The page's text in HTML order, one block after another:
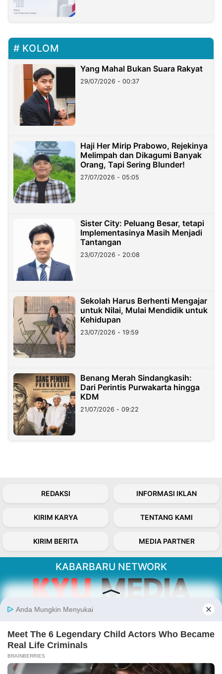
KOLOM
Yang Mahal Bukan Suara Rakyat
29/07/2026 - 00:37
Haji Her Mirip Prabowo, Rejekinya
Melimpah dan Dikagumi Banyak
Orang, Tapi Sering Blunder!
27/07/2026 - 05:05
Sister City: Peluang Besar, tetapi
Implementasinya Masih Menjadi
Tantangan
23/07/2026 - 20:08
Sekolah Harus Berhenti Mengajar
untuk Nilai, Mulai Mendidik untuk
Kehidupan
23/07/2026 - 19:59
Benang Merah Sindangkasih:
Dari Perintis Purwakarta hingga
KDM
21/07/2026 - 09:22
REDAKSI INFORMASI IKLAN
KIRIM KARYA TENTANG KAMI
KIRIM BERITA MEDIA PARTNER
KABARBARU NETWORK
Kabarbaru.co menyajikan berita aktual dan